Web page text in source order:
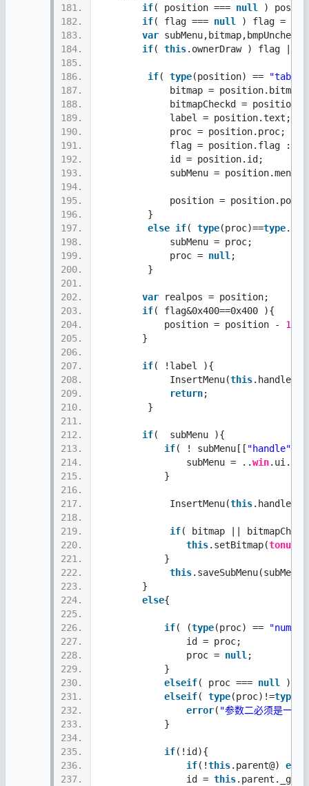
181.
182.
183.
184.
185.
186.
187.
188.
189.
190.
191.
192.
193.
194.
195.
196.
197.
198.
199.
200.
201.
202.
203.
204.
205.
206.
207.
208.
209.
210.
211.
212.
213.
214.
215.
216.
217.
218.
219.
220.
221.
222.
223.
224.
225.
226.
227.
228.
229.
230.
231.
232.
233.
234.
235.
236.
237.
if( position === null
)
if( flag === null
) flag =
var
if( this.ownerDraw ) flag |=
if( type(position) == "table"
             bitmap = position.bitmap;
bitmapCheckd =
             label = position.text;
             proc = position.proc;
flag = position.flag :
             id = position.id;
             subMenu = position.menu;
position =
         }
else if( type(proc)==type.
             subMenu = proc;
             proc =
null ;
         }
var realpos = position;
if( flag&0x400==0x400 ){
            position = position -
1
        }
if( !label ){
             InsertMenu(
this
return;
         }
if(  subMenu ){
if( ! subMenu[[ "handle"
                subMenu = ..
win
            }
             InsertMenu(
this
if( bitmap ||
this.setBitmap(
            }
this
        }
else{
if( (type(proc) ==
                id = proc;
                proc =
null ;
            }
elseif( proc === null
)
elseif( type(proc)!=type
error( "参数二必须是一个
            }
if(!id){
if(!this.parent@)
                id =
this